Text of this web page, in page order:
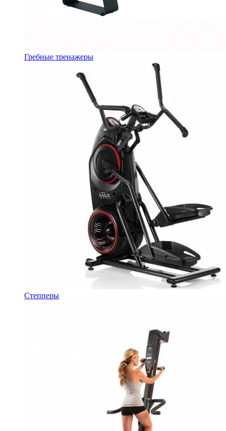
Гребные тренажеры
Степперы